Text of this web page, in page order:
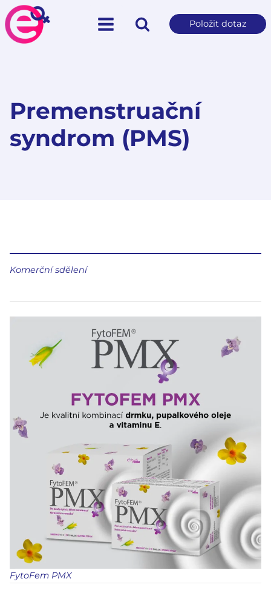
Položit dotaz
Premenstruační
syndrom (PMS)
Komerční sdělení
FytoFem PMX